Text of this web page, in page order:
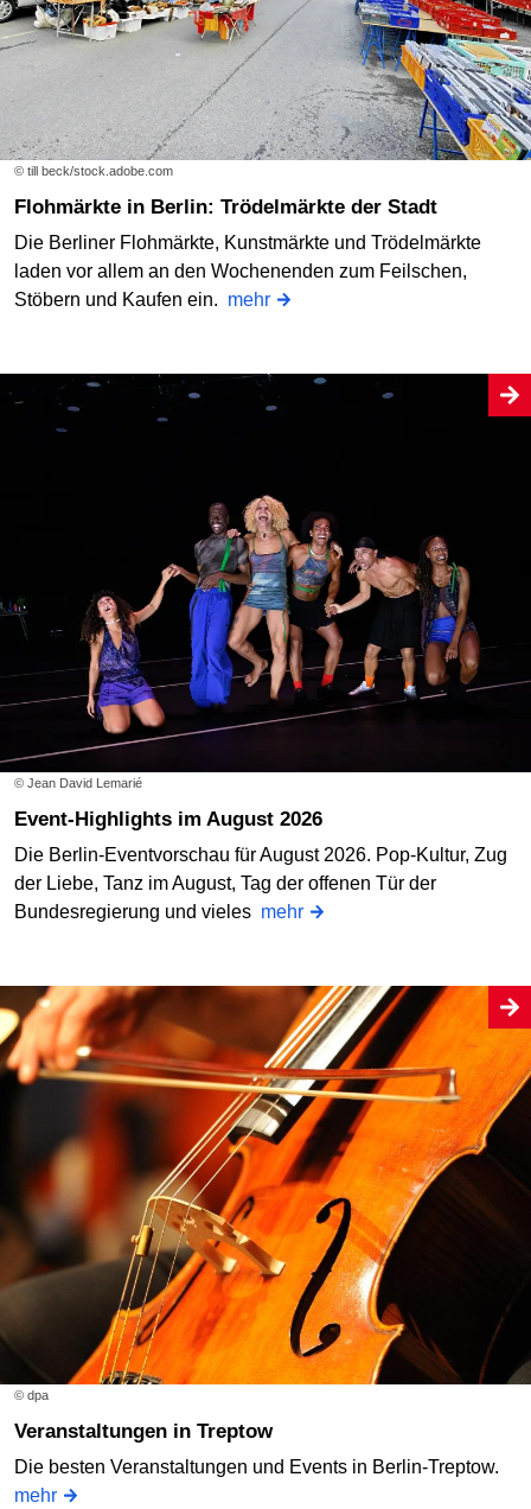
© till beck/stock.adobe.com
Flohmärkte in Berlin: Trödelmärkte der Stadt
Die Berliner Flohmärkte, Kunstmärkte und Trödelmärkte
laden vor allem an den Wochenenden zum Feilschen,
Stöbern und Kaufen ein. mehr
© Jean David Lemarié
Event-Highlights im August 2026
Die Berlin-Eventvorschau für August 2026. Pop-Kultur, Zug
der Liebe, Tanz im August, Tag der offenen Tür der
Bundesregierung und vieles mehr
© dpa
Veranstaltungen in Treptow
Die besten Veranstaltungen und Events in Berlin-Treptow.
mehr